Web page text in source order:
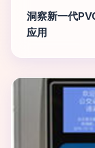
洞察新一代
应用